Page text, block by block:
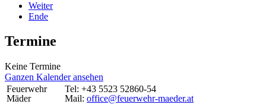
Weiter
Ende
Termine
Keine Termine
Ganzen Kalender ansehen
Feuerwehr
Mäder
Tel: +43 5523 52860-54
Mail: office@feuerwehr-maeder.at